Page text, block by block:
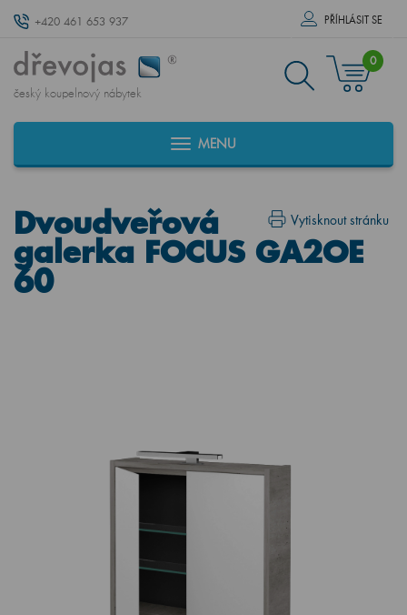
+420 461 653 937 PŘÍHLÁSIT SE
český koupelnový nábytek
0
MENU
Vytisknout stránku
Dvoudveřová
galerka FOCUS GA2OE
60